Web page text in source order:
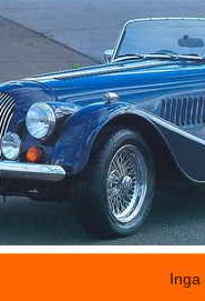
Inga